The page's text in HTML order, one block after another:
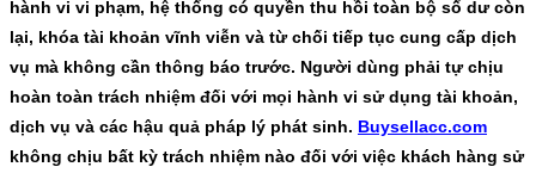
hành vi vi phạm, hệ thống có quyền thu hồi toàn bộ số dư còn
lại, khóa tài khoản vĩnh viễn và từ chối tiếp tục cung cấp dịch
vụ mà không cần thông báo trước. Người dùng phải tự chịu
hoàn toàn trách nhiệm đối với mọi hành vi sử dụng tài khoản,
dịch vụ và các hậu quả pháp lý phát sinh. Buysellacc.com
không chịu bất kỳ trách nhiệm nào đối với việc khách hàng sử